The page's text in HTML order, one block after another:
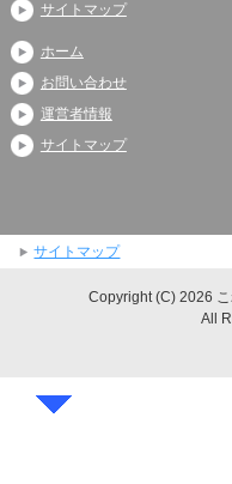
サイトマップ
ホーム
お問い合わせ
運営者情報
サイトマップ
サイトマップ
Copyright (C) 2026
All